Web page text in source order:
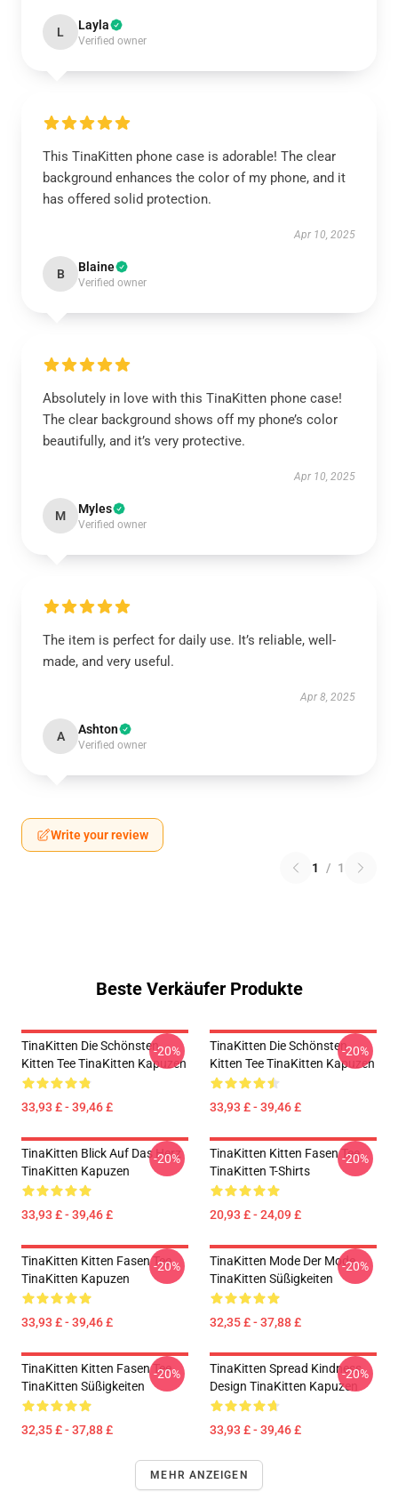
L Layla
Verified owner
This TinaKitten phone case is adorable! The clear
background enhances the color of my phone, and it
has offered solid protection.
Apr 10, 2025
B Blaine
Verified owner
Absolutely in love with this TinaKitten phone case!
The clear background shows off my phone’s color
beautifully, and it’s very protective.
Apr 10, 2025
M Myles
Verified owner
The item is perfect for daily use. It’s reliable, well-
made, and very useful.
Apr 8, 2025
A Ashton
Verified owner
Write your review
1 / 1
Beste Verkäufer Produkte
TinaKitten Die Schönsten
Kitten Tee TinaKitten Kapuzen
33,93 £ - 39,46 £
-20%
TinaKitten Die Schönsten
Kitten Tee TinaKitten Kapuzen
33,93 £ - 39,46 £
-20%
TinaKitten Blick Auf Das Herz
TinaKitten Kapuzen
33,93 £ - 39,46 £
-20%
TinaKitten Kitten Fasen Tee
TinaKitten T-Shirts
20,93 £ - 24,09 £
-20%
TinaKitten Kitten Fasen Tee
TinaKitten Kapuzen
33,93 £ - 39,46 £
-20%
TinaKitten Mode Der Mode
TinaKitten Süßigkeiten
32,35 £ - 37,88 £
-20%
TinaKitten Kitten Fasen Tee
TinaKitten Süßigkeiten
32,35 £ - 37,88 £
-20%
TinaKitten Spread Kindness
Design TinaKitten Kapuzen
33,93 £ - 39,46 £
-20%
MEHR ANZEIGEN